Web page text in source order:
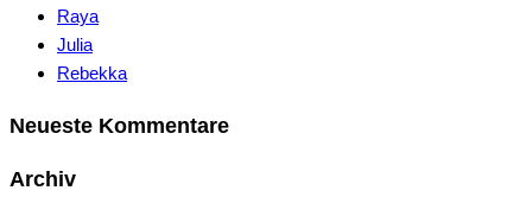
Raya
Julia
Rebekka
Neueste Kommentare
Archiv